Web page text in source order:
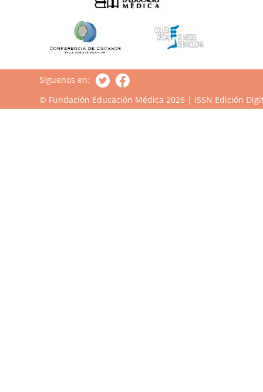
Siguenos en:
© Fundación Educación Médica 2026 | ISSN Edición